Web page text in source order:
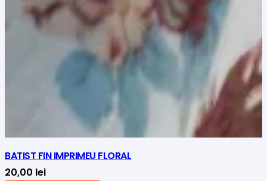
BATIST FIN IMPRIMEU FLORAL
20,00 lei